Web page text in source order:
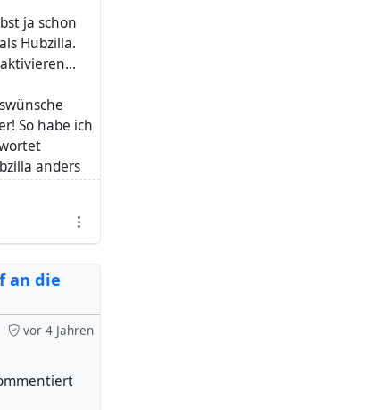
ja schon
Hubzilla.
So habe ich
anders
mit
an die
vor 4 Jahren